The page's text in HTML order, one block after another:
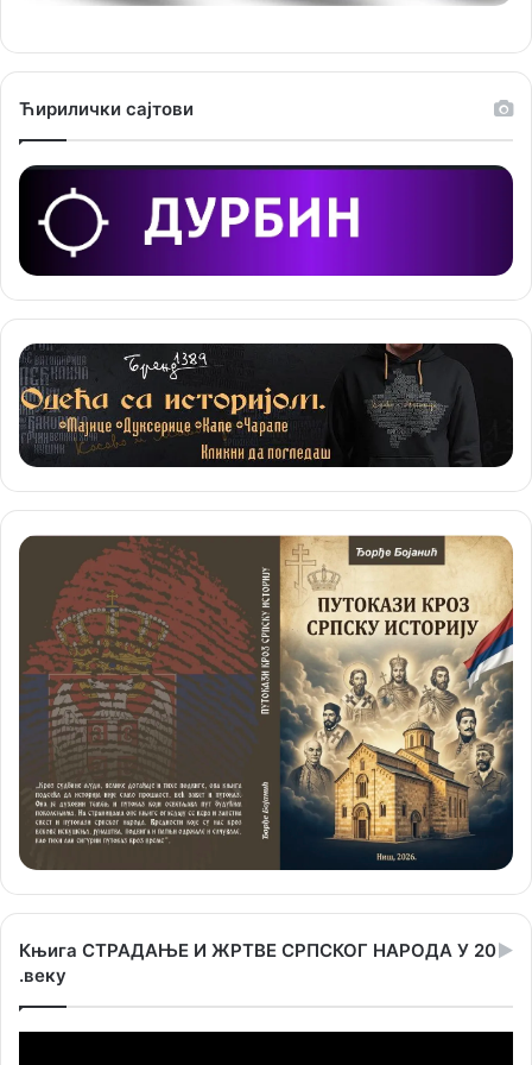
е
Ћирилички сајтови
Књига СТРАДАЊЕ И ЖРТВЕ СРПСКОГ НАРОДА У 20
.веку